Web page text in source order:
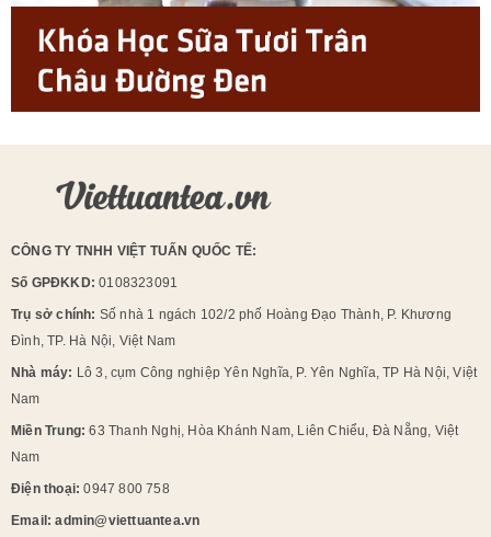
CÔNG TY TNHH VIỆT TUẤN QUỐC TẾ:
Số GPĐKKD: 0108323091
Trụ sở chính: Số nhà 1 ngách 102/2 phố Hoàng Đạo Thành, P. Khương
Đình, TP. Hà Nội, Việt Nam
Nhà máy: Lô 3, cụm Công nghiệp Yên Nghĩa, P. Yên Nghĩa, TP Hà Nội, Việt
Nam
Miền Trung:63 Thanh Nghị, Hòa Khánh Nam, Liên Chiểu, Đà Nẵng, Việt
Nam
Điện thoại:0947 800 758
Email: admin@viettuantea.vn